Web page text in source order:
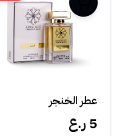
عطر الخنجر
5 ر.ع